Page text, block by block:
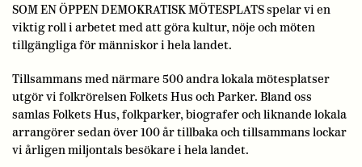
SOM EN ÖPPEN DEMOKRATISK MÖTESPLATS spelar vi en
viktig roll i arbetet med att göra kultur, nöje och möten
tillgängliga för människor i hela landet.
Tillsammans med närmare 500 andra lokala mötesplatser
utgör vi folkrörelsen Folkets Hus och Parker. Bland oss
samlas Folkets Hus, folkparker, biografer och liknande lokala
arrangörer sedan över 100 år tillbaka och tillsammans lockar
vi årligen miljontals besökare i hela landet.